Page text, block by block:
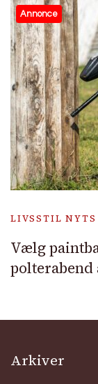
Annonce
LIVSSTIL
Vælg
Arkiver